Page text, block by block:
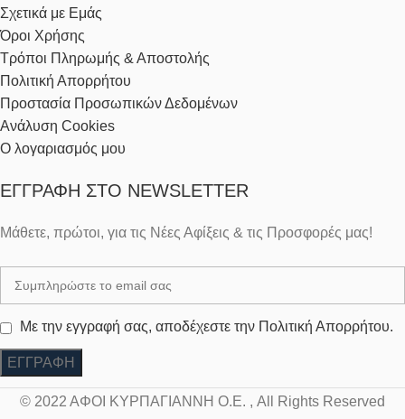
Σχετικά με Εμάς
Όροι Χρήσης
Τρόποι Πληρωμής & Αποστολής
Πολιτική Απορρήτου
Προστασία Προσωπικών Δεδομένων
Ανάλυση Cookies
Ο λογαριασμός μου
ΕΓΓΡΑΦΉ ΣΤΟ NEWSLETTER
Μάθετε, πρώτοι, για τις Νέες Αφίξεις & τις Προσφορές μας!
Με την εγγραφή σας, αποδέχεστε την Πολιτική Απορρήτου.
© 2022 ΑΦΟΙ ΚΥΡΠΑΓΙΑΝΝΗ Ο.Ε. , All Rights Reserved